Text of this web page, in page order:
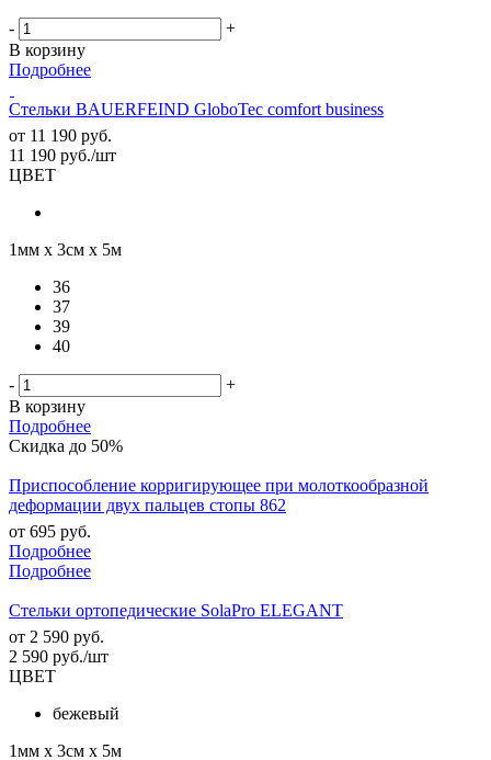
-
+
В корзину
Подробнее
Стельки BAUERFEIND GloboTec comfort business
от 11 190 руб.
11 190 руб./шт
ЦВЕТ
1мм х 3см х 5м
36
37
39
40
-
+
В корзину
Подробнее
Скидка до 50%
Приспособление корригирующее при молоткообразной
деформации двух пальцев стопы 862
от 695 руб.
Подробнее
Подробнее
Стельки ортопедические SolaPro ELEGANT
от 2 590 руб.
2 590 руб./шт
ЦВЕТ
бежевый
1мм х 3см х 5м